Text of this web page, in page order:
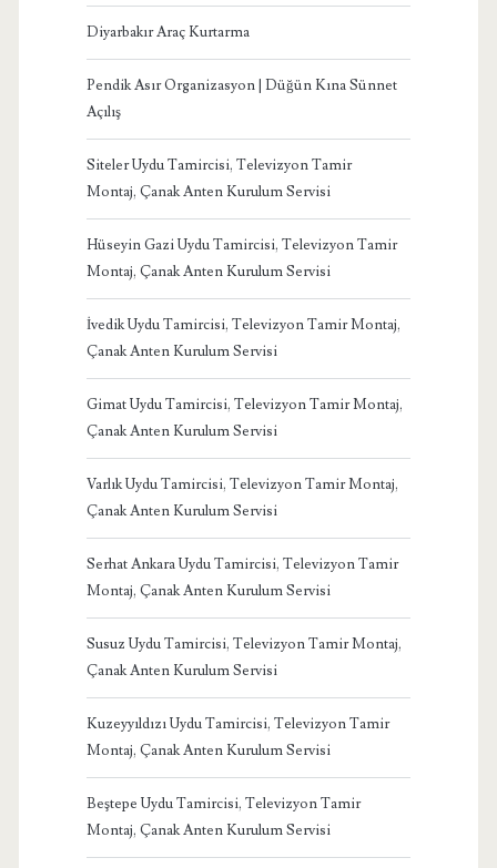
Diyarbakır Araç Kurtarma
Pendik Asır Organizasyon | Düğün Kına Sünnet
Açılış
Siteler Uydu Tamircisi, Televizyon Tamir
Montaj, Çanak Anten Kurulum Servisi
Hüseyin Gazi Uydu Tamircisi, Televizyon Tamir
Montaj, Çanak Anten Kurulum Servisi
İvedik Uydu Tamircisi, Televizyon Tamir Montaj,
Çanak Anten Kurulum Servisi
Gimat Uydu Tamircisi, Televizyon Tamir Montaj,
Çanak Anten Kurulum Servisi
Varlık Uydu Tamircisi, Televizyon Tamir Montaj,
Çanak Anten Kurulum Servisi
Serhat Ankara Uydu Tamircisi, Televizyon Tamir
Montaj, Çanak Anten Kurulum Servisi
Susuz Uydu Tamircisi, Televizyon Tamir Montaj,
Çanak Anten Kurulum Servisi
Kuzeyyıldızı Uydu Tamircisi, Televizyon Tamir
Montaj, Çanak Anten Kurulum Servisi
Beştepe Uydu Tamircisi, Televizyon Tamir
Montaj, Çanak Anten Kurulum Servisi